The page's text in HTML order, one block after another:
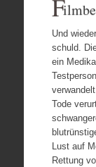
F
Und
schuld.
ein
Tode
Lust auf
Rettung